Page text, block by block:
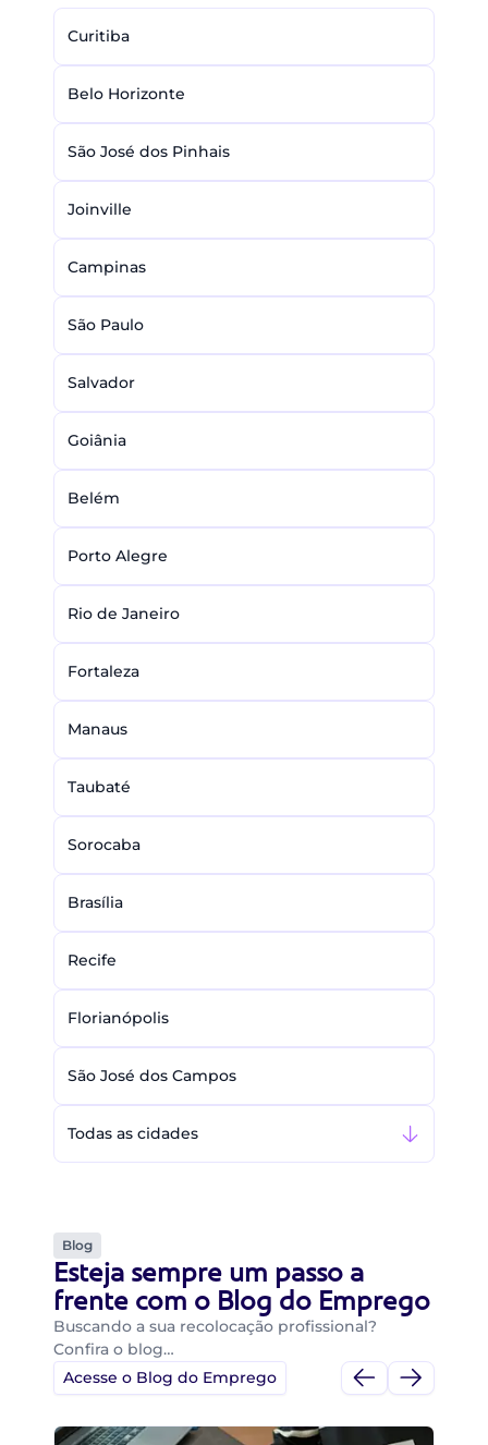
Curitiba
Belo Horizonte
São José dos Pinhais
Joinville
Campinas
São Paulo
Salvador
Goiânia
Belém
Porto Alegre
Rio de Janeiro
Fortaleza
Manaus
Taubaté
Sorocaba
Brasília
Recife
Florianópolis
São José dos Campos
Todas as cidades
Blog
Esteja sempre um passo a
frente com o Blog do Emprego
Buscando a sua recolocação profissional?
Confira o blog…
Acesse o Blog do Emprego